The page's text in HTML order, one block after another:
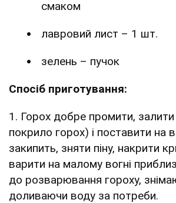
смаком
лавровий лист – 1 шт.
зелень – пучок
Спосіб приготування:
1. Горох добре промити,
покрило горох) і поставити на
закипить, зняти піну, накрити
варити на малому вогні
до розварювання гороху,
доливаючи воду за потреби.